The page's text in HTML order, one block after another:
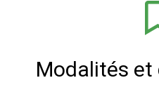
Modalités et